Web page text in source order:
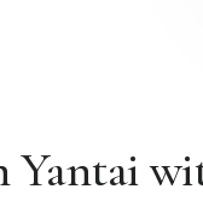
Yantai